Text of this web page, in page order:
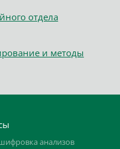
отдела
и методы
анализов